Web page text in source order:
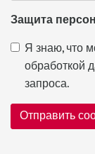
Защита
Я знаю, что
обработкой
запроса.